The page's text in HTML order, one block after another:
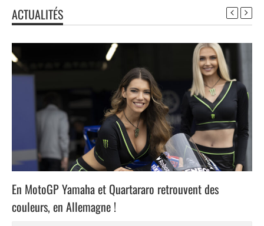
ACTUALITÉS
En MotoGP Yamaha et Quartararo retrouvent des
couleurs, en Allemagne !